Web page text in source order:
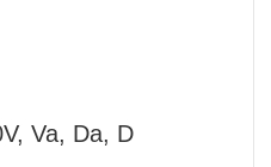
Va, Da, D